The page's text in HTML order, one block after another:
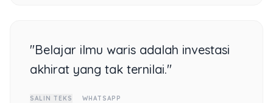
"Belajar ilmu waris adalah investasi
akhirat yang tak ternilai."
SALIN TEKS WHATSAPP